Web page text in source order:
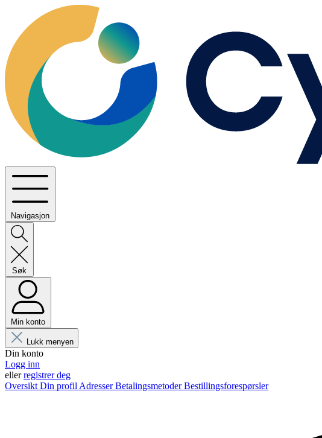
Navigasjon
Søk
Min konto
Lukk menyen
Din konto
Logg inn
ellerregistrer deg
Oversikt Din profil AdresserBetalingsmetoderBestillingsforespørsler